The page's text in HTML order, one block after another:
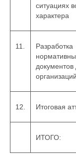
ситуациях
характера
11.
Разработка
документов
12. Итоговая
ИТОГО: